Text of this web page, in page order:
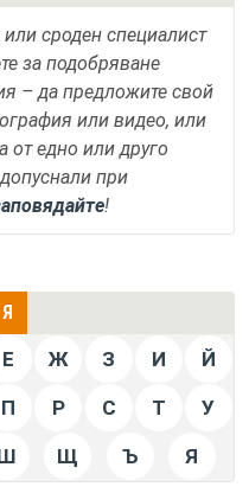
сроден специалист
за подобряване
– да предложите свой
или видео, или
от едно или друго
при
!
Е Ж З И Й
П Р С Т У
Щ Ъ Я